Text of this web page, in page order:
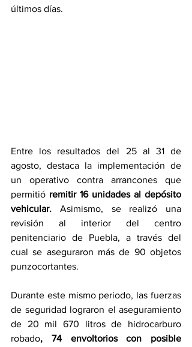
últimos días.
Entre los resultados del 25 al 31 de
agosto, destaca la implementación de
un operativo contra arrancones que
permitió remitir 16 unidades al depósito
vehicular. Asimismo, se realizó una
revisión al interior del centro
penitenciario de Puebla, a través del
cual se aseguraron más de 90 objetos
punzocortantes.
Durante este mismo periodo, las fuerzas
de seguridad lograron el aseguramiento
de 20 mil 670 litros de hidrocarburo
robado, 74 envoltorios con posible